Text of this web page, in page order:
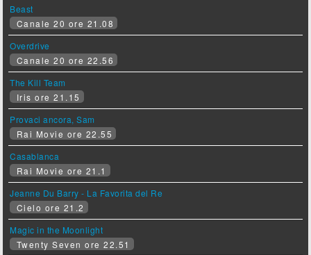
Beast
Canale 20 ore 21.08
Overdrive
Canale 20 ore 22.56
The Kill Team
Iris ore 21.15
Provaci ancora, Sam
Rai Movie ore 22.55
Casablanca
Rai Movie ore 21.1
Jeanne Du Barry - La Favorita del Re
Cielo ore 21.2
Magic in the Moonlight
Twenty Seven ore 22.51